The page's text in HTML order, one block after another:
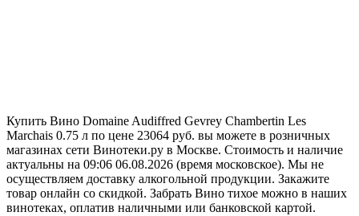
Купить Вино Domaine Audiffred Gevrey Chambertin Les
Marchais 0.75 л по цене 23064 руб. вы можете в розничных
магазинах сети Винотеки.ру в Москве. Стоимость и наличие
актуальны на 09:06 06.08.2026 (время московское). Мы не
осуществляем доставку алкогольной продукции. Закажите
товар онлайн со скидкой. Забрать Вино тихое можно в наших
винотеках, оплатив наличными или банковской картой.